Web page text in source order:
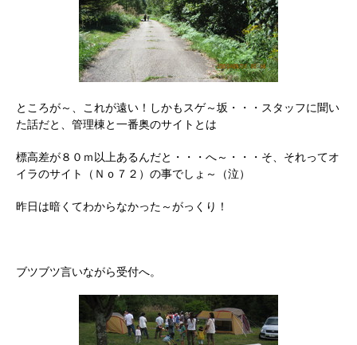
ところが～、これが遠い！しかもスゲ～坂・・・スタッフに聞い
た話だと、管理棟と一番奥のサイトとは
標高差が８０ｍ以上あるんだと・・・へ～・・・そ、それってオ
イラのサイト（Ｎｏ７２）の事でしょ～（泣）
昨日は暗くてわからなかった～がっくり！
ブツブツ言いながら受付へ。